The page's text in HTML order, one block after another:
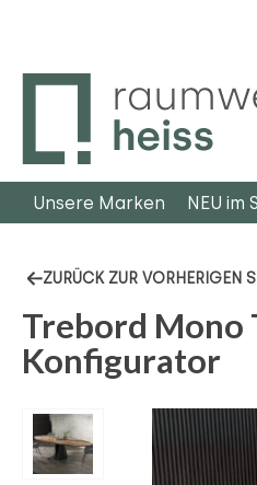
Unsere Marken NEU im
ZURÜCK ZUR VORHERIGEN
Trebord Mono
Konfigurator
Bildergalerie überspringen